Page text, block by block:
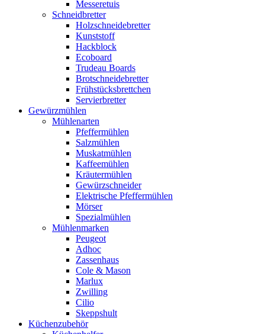
Messeretuis
Schneidbretter
Holzschneidebretter
Kunststoff
Hackblock
Ecoboard
Trudeau Boards
Brotschneidebretter
Frühstücksbrettchen
Servierbretter
Gewürzmühlen
Mühlenarten
Pfeffermühlen
Salzmühlen
Muskatmühlen
Kaffeemühlen
Kräutermühlen
Gewürzschneider
Elektrische Pfeffermühlen
Mörser
Spezialmühlen
Mühlenmarken
Peugeot
Adhoc
Zassenhaus
Cole & Mason
Marlux
Zwilling
Cilio
Skeppshult
Küchenzubehör